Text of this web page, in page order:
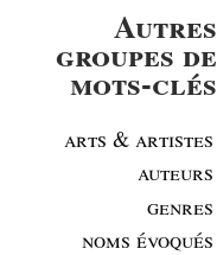
Autres
groupes de
mots-clés
arts & artistes
auteurs
genres
noms évoqués